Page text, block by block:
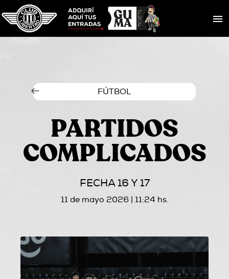
FÚTBOL
PARTIDOS
COMPLICADOS
FECHA 16 Y 17
11 de mayo 2026 | 11:24 hs.